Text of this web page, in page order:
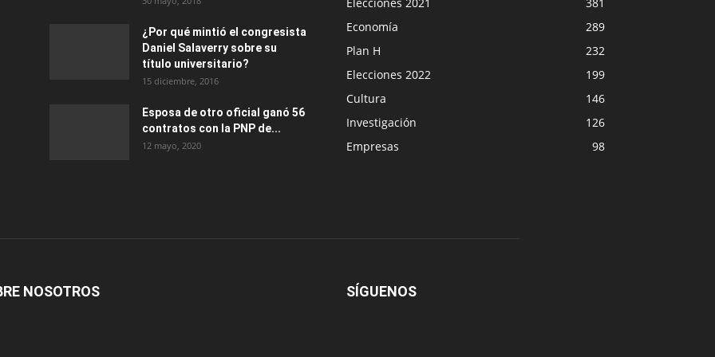
¿Por qué mintió el congresista
Daniel Salaverry sobre su
título universitario?
15 diciembre, 2016
Esposa de otro oficial ganó 56
contratos con la PNP de...
12 mayo, 2020
Economía
289
Plan H
232
Elecciones 2022
199
Cultura
146
Investigación
126
Empresas
98
NOSOTROS SÍGUENOS